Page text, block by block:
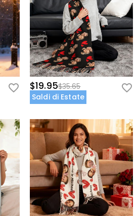
$19.95$35.65
Saldi di Estate